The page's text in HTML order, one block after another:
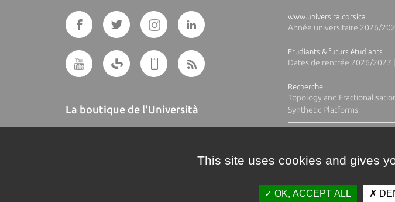
La boutique de l'Università
www.universita.corsica
Année universitaire 2026/
Etudiants & futurs étudiants
Dates de rentrée 2026/2027
Recherche
Topology and
Synthetic Platforms
This site uses cookies and gives
OK, ACCEPT ALL